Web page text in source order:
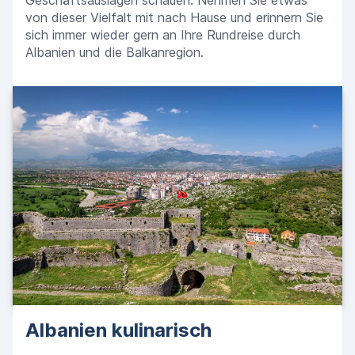
von dieser Vielfalt mit nach Hause und erinnern Sie
sich immer wieder gern an Ihre Rundreise durch
Albanien und die Balkanregion.
Albanien kulinarisch